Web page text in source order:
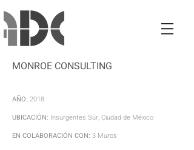
MONROE CONSULTING
AÑO: 2018
UBICACIÓN: Insurgentes Sur, Ciudad de México
EN COLABORACIÓN CON: 3 Muros